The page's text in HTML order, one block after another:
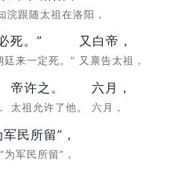
浣跟随太祖在洛阳，
死。”
廷来一定死。”
又白帝，
又禀告太祖，
帝许之。
太祖允许了他。
六月，
六月，
民所留”，
为军民所留”，